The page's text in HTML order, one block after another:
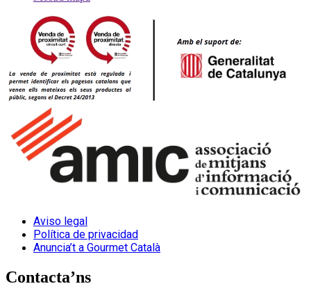
Aviso legal
Política de privacidad
Anuncia’t a Gourmet Català
Contacta’ns